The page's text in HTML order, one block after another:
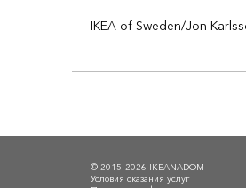
IKEA of Sweden/Jon
© 2015–2026 IKEANADOM
Условия оказания услуг